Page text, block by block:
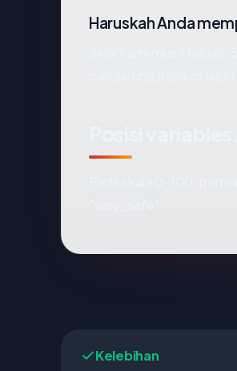
Haruskah Anda
Kelebihan